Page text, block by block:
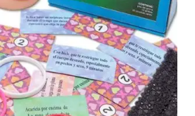
AÑADIR AL
CARRITO